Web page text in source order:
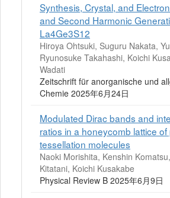
Synthesis, Crystal, and
and Second Harmonic
La4Ge3S12
Hiroya Ohtsuki, Suguru Nakata,
Ryunosuke Takahashi, Koichi
Wadati
Zeitschrift für anorganische und
Chemie 2025年6月24日
Modulated Dirac bands and
ratios in a honeycomb lattice
tessellation molecules
Naoki Morishita, Kenshin
Kitatani, Koichi Kusakabe
Physical Review B 2025年6月9日